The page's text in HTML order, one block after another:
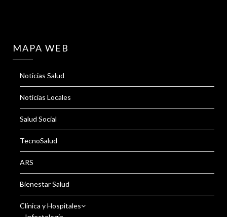
MAPA WEB
Noticias Salud
Noticias Locales
Salud Social
TecnoSalud
ARS
Bienestar Salud
Clínica y Hospitales